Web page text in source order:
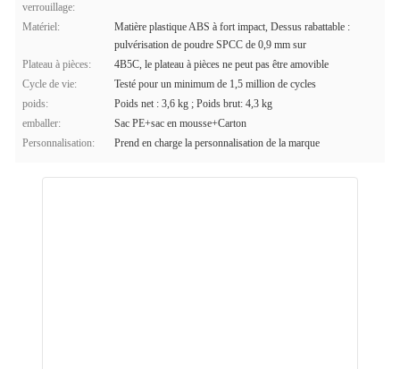
verrouillage:
Matériel:
Matière plastique ABS à fort impact, Dessus rabattable :
pulvérisation de poudre SPCC de 0,9 mm sur
Plateau à pièces:
4B5C, le plateau à pièces ne peut pas être amovible
Cycle de vie:
Testé pour un minimum de 1,5 million de cycles
poids:
Poids net : 3,6 kg ; Poids brut: 4,3 kg
emballer:
Sac PE+sac en mousse+Carton
Personnalisation:
Prend en charge la personnalisation de la marque